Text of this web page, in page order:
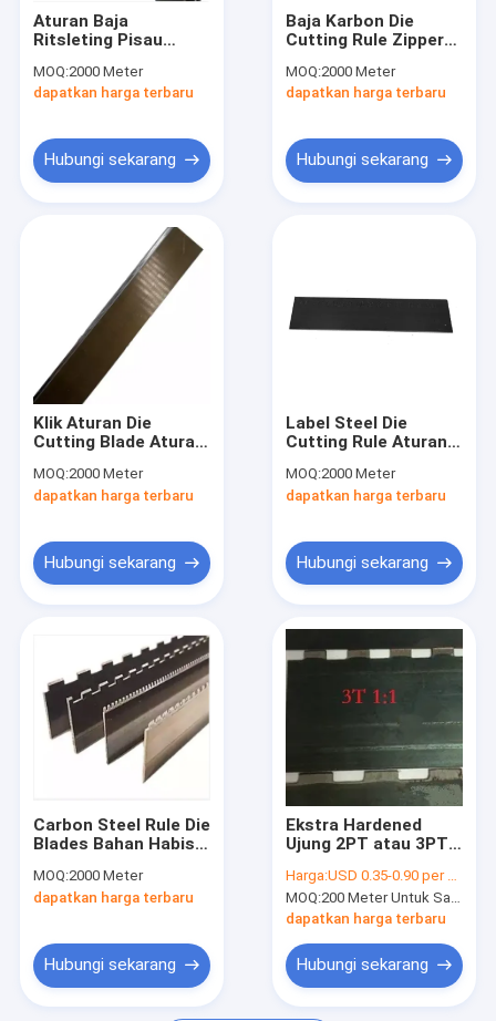
Produk
Video
Tentang kami
Hubungi kami
Berita
Aturan Baja
Ritsleting Pisau
Cutting Tear Edged
MOQ:2000 Meter
dapatkan harga terbaru
Hubungi sekarang
Baja Karbon Die
Cutting Rule Zipper
MOQ:2000 Meter
dapatkan harga terbaru
Hubungi sekarang
Klik Aturan Die
Cutting Blade Aturan
MOQ:2000 Meter
dapatkan harga terbaru
Hubungi sekarang
Label Steel Die
Cutting Rule Aturan
Blades
MOQ:2000 Meter
dapatkan harga terbaru
Hubungi sekarang
Carbon Steel Rule Die
Blades Bahan Habis
MOQ:2000 Meter
dapatkan harga terbaru
Hubungi sekarang
Ekstra Hardened
Ujung 2PT atau 3PT
Cutting Rule Dalam
Setiap Gigi dan Gap
Harga:USD 0.35-0.90 per Piece (one meter)
MOQ:200 Meter Untuk Satu Standar
dapatkan harga terbaru
Hubungi sekarang